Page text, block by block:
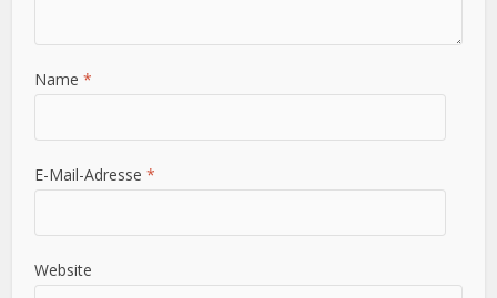
Name*
E-Mail-Adresse*
Website